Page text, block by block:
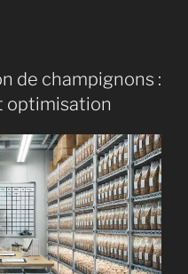
de champignons :
optimisation